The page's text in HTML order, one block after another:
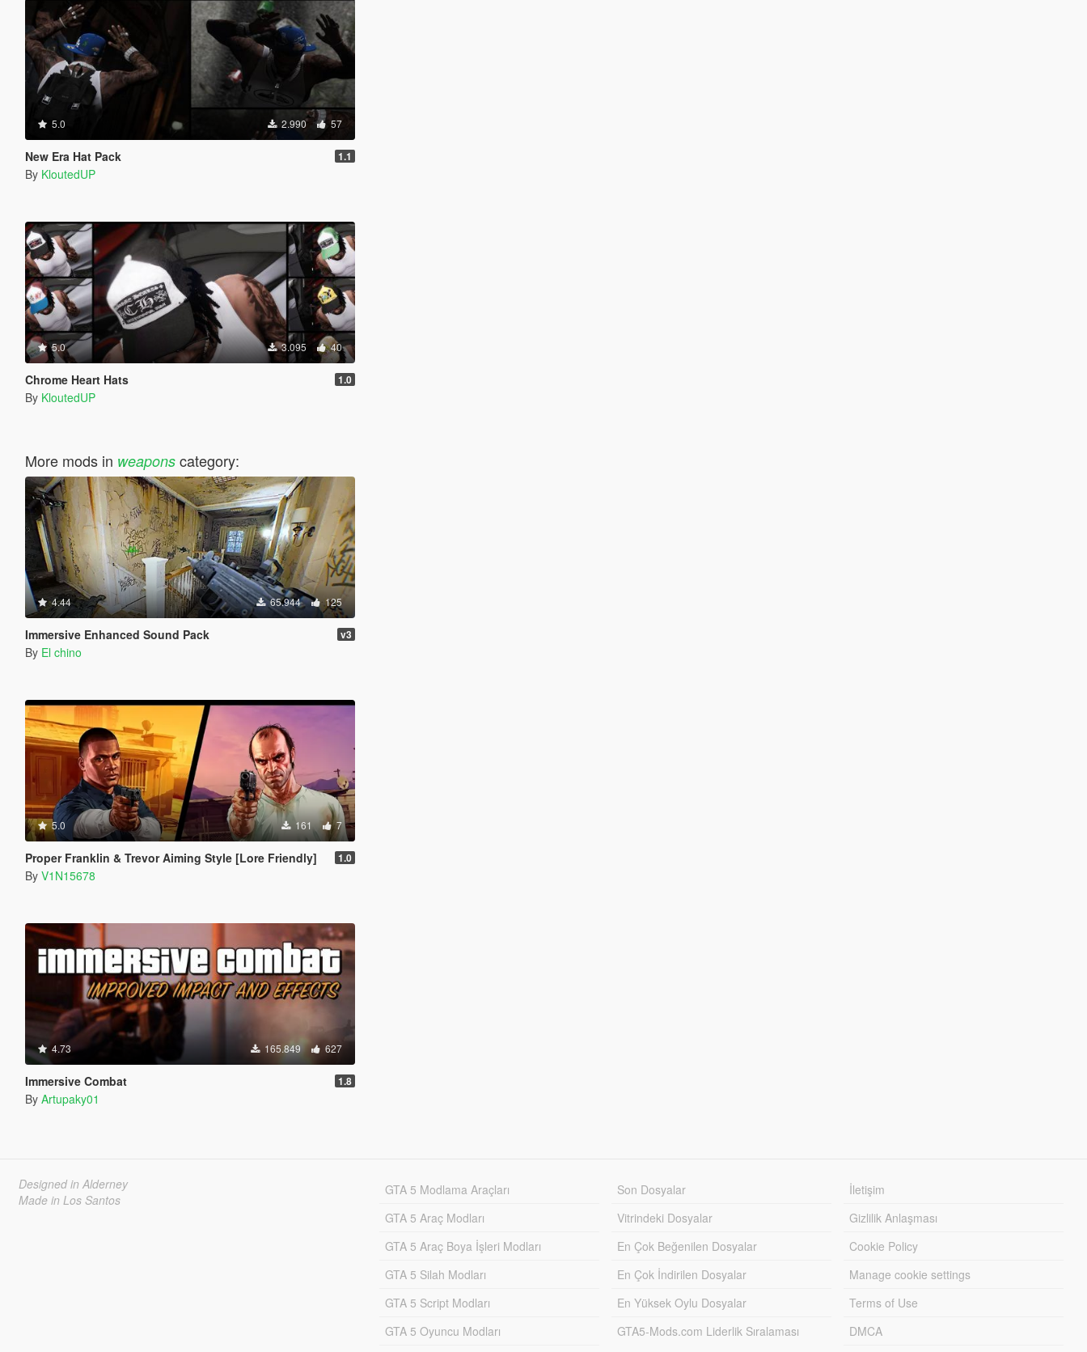
5.0 2.990 57
New Era Hat Pack 1.1
By KloutedUP
5.0 3.095 40
Chrome Heart Hats 1.0
By KloutedUP
More mods in weaponscategory:
4.44 65.944 125
Immersive Enhanced Sound Pack v3
By El chino
5.0 161 7
Proper Franklin & Trevor Aiming Style [Lore Friendly] 1.0
By V1N15678
4.73 165.849 627
Immersive Combat 1.8
By Artupaky01
Designed in Alderney
Made in Los Santos
GTA 5 Modlama Araçları
GTA 5 Araç Modları
GTA 5 Araç Boya İşleri Modları
GTA 5 Silah Modları
GTA 5 Script Modları
GTA 5 Oyuncu Modları
Son Dosyalar
Vitrindeki Dosyalar
En Çok Beğenilen Dosyalar
En Çok İndirilen Dosyalar
En Yüksek Oylu Dosyalar
GTA5-Mods.com Liderlik Sıralaması
İletişim
Gizlilik Anlaşması
Cookie Policy
Manage cookie settings
Terms of Use
DMCA